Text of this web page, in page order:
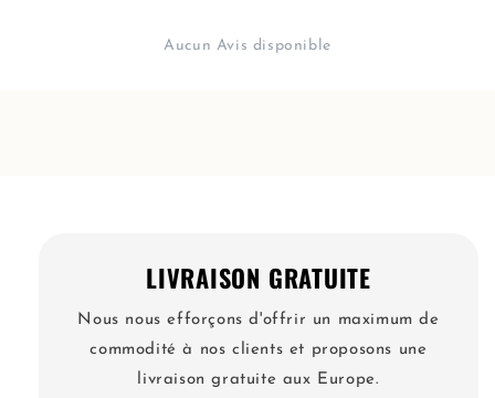
Aucun Avis disponible
LIVRAISON GRATUITE
Nous nous efforçons d'offrir un maximum de
commodité à nos clients et proposons une
livraison gratuite aux Europe.